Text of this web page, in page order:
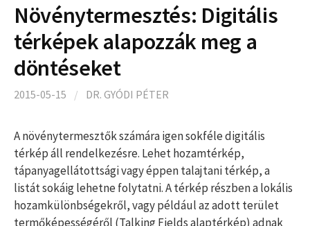
Növénytermesztés: Digitális
térképek alapozzák meg a
döntéseket
2015-05-15 / DR. GYÓDI PÉTER
A növénytermesztők számára igen sokféle digitális
térkép áll rendelkezésre. Lehet hozamtérkép,
tápanyagellátottsági vagy éppen talajtani térkép, a
listát sokáig lehetne folytatni. A térkép részben a lokális
hozamkülönbségekről, vagy például az adott terület
termőképességéről (Talking Fields alaptérkép) adnak